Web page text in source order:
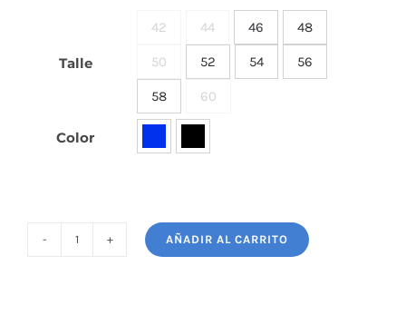
Talle
42 44 46 48
50 52 54 56
58 60
Color
AÑADIR AL CARRITO